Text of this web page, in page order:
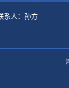
系人：孙方